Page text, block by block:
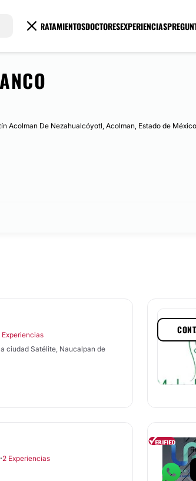
TRATAMIENTOSDOCTORESEXPERIENCIAS
Acolman De Nezahualcóyotl, Acolman, Estado de México
Experiencias
ciudad Satélite, Naucalpan de
·2 Experiencias